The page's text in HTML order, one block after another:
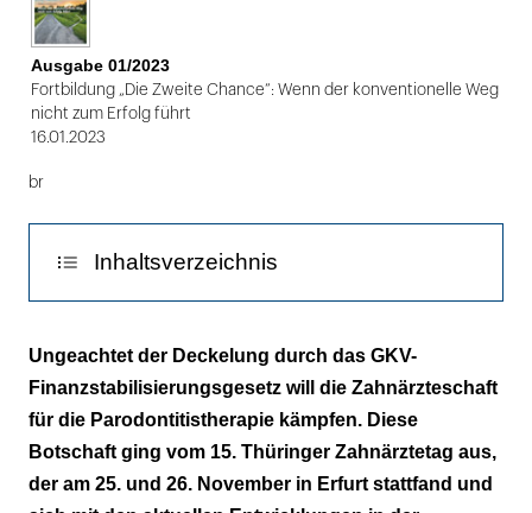
Dr.
Christian
Junge,
Präsident
Landeszahnärztekammer
Thüringen
Ausgabe 01/2023
Fortbildung „Die Zweite Chance“: Wenn der konventionelle Weg
nicht zum Erfolg führt
16.01.2023
br
Inhaltsverzeichnis
Die aktuelle Gesundheitspolitik ist ein
Ärgernis
Parodontitis ist eine „Signature“-Erkrankung
Ungeachtet der Deckelung durch das GKV-
Finanzstabilisierungsgesetz will die Zahnärzteschaft
für die Parodontitistherapie kämpfen. Diese
Botschaft ging vom 15. Thüringer Zahnärztetag aus,
der am 25. und 26. November in Erfurt stattfand und